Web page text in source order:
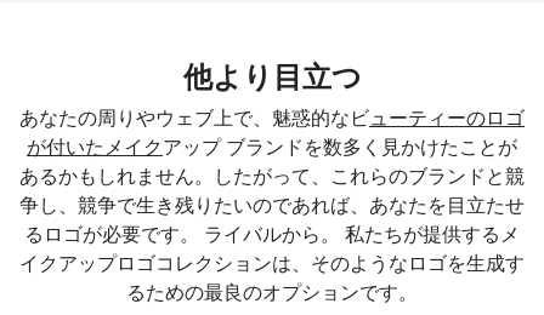
他より目立つ
あなたの周りやウェブ上で、魅惑的なビ ューティーのロゴ
が付いたメイク アップ ブランドを数多く見かけたことが
あるかもしれません。したがって、これらのブランドと競
争し、競争で生き残りたいのであれば、あなたを目立たせ
るロゴが必要です。 ライバルから。 私たちが提供するメ
イクアップロゴコレクションは、そのようなロゴを生成す
るための最良のオプションです。